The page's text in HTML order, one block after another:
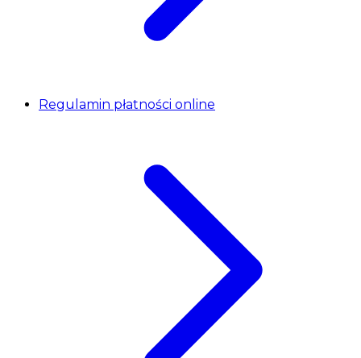
Regulamin płatności online